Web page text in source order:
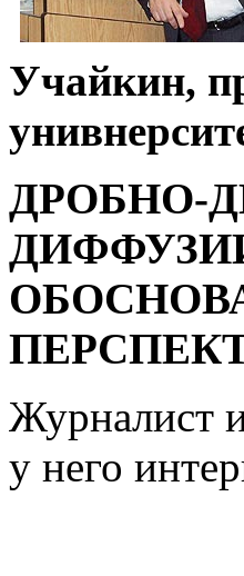
Учайкин,
ДРОБНО-
Журналист
у него